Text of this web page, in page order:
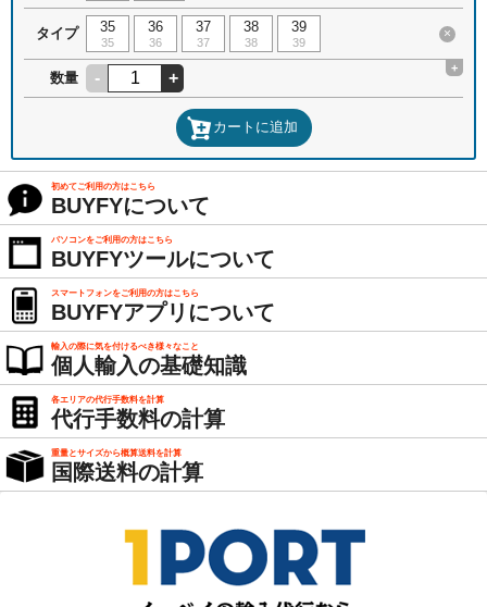
タイプ 35
35
36
36
37
37
38
38
39
39
×
数量 - +
+
カートに追加
初めてご利用の方はこちら
BUYFYについて
パソコンをご利用の方はこちら
BUYFYツールについて
スマートフォンをご利用の方はこちら
BUYFYアプリについて
輸入の際に気を付けるべき様々なこと
個人輸入の基礎知識
各エリアの代行手数料を計算
代行手数料の計算
重量とサイズから概算送料を計算
国際送料の計算